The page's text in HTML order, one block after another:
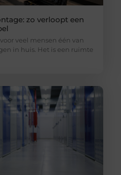
zo verloopt een
veel mensen één van
in huis. Het is een ruimte